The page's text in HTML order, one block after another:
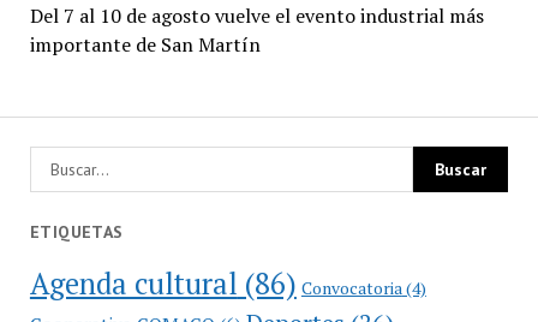
Del 7 al 10 de agosto vuelve el evento industrial más
importante de San Martín
ETIQUETAS
Agenda cultural (86) Convocatoria (4)